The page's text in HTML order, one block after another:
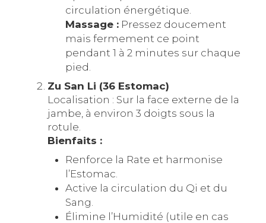
circulation énergétique.
Massage : Pressez doucement
mais fermement ce point
pendant 1 à 2 minutes sur chaque
pied.
Zu San Li (36 Estomac)
Localisation : Sur la face externe de la
jambe, à environ 3 doigts sous la
rotule.
Bienfaits :
Renforce la Rate et harmonise
l’Estomac.
Active la circulation du Qi et du
Sang.
Élimine l’Humidité (utile en cas